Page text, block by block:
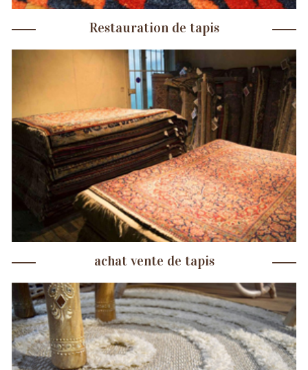
Restauration de tapis
achat vente de tapis